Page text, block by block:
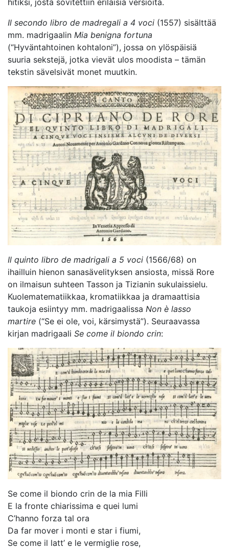
hitiksi, josta sovitettiin erilaisia versioita.
Il secondo libro de madregali a 4 voci (1557) sisälttää
mm. madrigaalin Mia benigna fortuna
(“Hyväntahtoinen kohtaloni”), jossa on ylöspäisiä
suuria sekstejä, jotka vievät ulos moodista – tämän
tekstin sävelsivät monet muutkin.
Il quinto libro de madrigali a 5 voci (1566/68) on
ihailluin hienon sanasävelityksen ansiosta, missä Rore
on ilmaisun suhteen Tasson ja Tizianin sukulaissielu.
Kuolematematiikkaa, kromatiikkaa ja dramaattisia
taukoja esiintyy mm. madrigaalissa Non è lasso
martire (“Se ei ole, voi, kärsimystä”). Seuraavassa
kirjan madrigaali Se come il biondo crin:
Se come il biondo crin de la mia Filli
E la fronte chiarissima e quei lumi
C’hanno forza tal ora
Da far mover i monti e star i fiumi,
Se come il latt’ e le vermiglie rose,